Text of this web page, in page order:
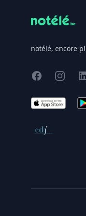
notélé, encore
FacebookInstagram
X
App Store
Conseil de